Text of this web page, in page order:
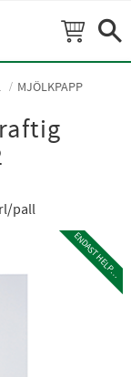
MJÖLKPAPP
pall
E
N
D
A
S
T
H
E
L
P
A
L
L